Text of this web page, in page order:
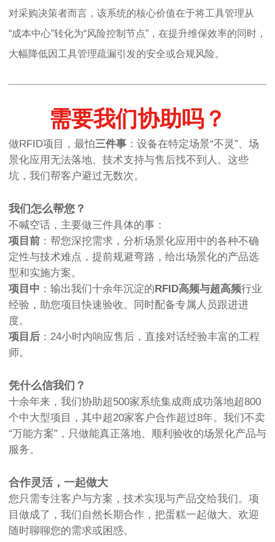
对采购决策者而言，该系统的核心价值在于将工具管理从
“成本中心”转化为“风险控制节点”，在提升维保效率的同时，
大幅降低因工具管理疏漏引发的安全或合规风险。
需要我们协助吗？
做RFID项目，最怕三件事 ：设备在特定场景“不灵”、场
景化应用无法落地、技术支持与售后找不到人。这些
坑，我们帮客户避过无数次。
我们怎么帮您？
不喊空话，主要做三件具体的事：
项目前 ：帮您深挖需求，分析场景化应用中的各种不确
定性与技术难点，提前规避弯路，给出场景化的产品选
型和实施方案。
项目中 ：输出我们十余年沉淀的RFID高频与超高频行业
经验，助您项目快速验收。同时配备专属人员跟进进
度。
项目后 ：24小时内响应售后，直接对话经验丰富的工程
师。
凭什么信我们？
十余年来，我们协助超500家系统集成商成功落地超800
个中大型项目，其中超20家客户合作超过8年。我们不卖
“万能方案”，只做能真正落地、顺利验收的场景化产品与
服务。
合作灵活，一起做大
您只需专注客户与方案，技术实现与产品交给我们。项
目做成了，我们自然长期合作，把蛋糕一起做大。欢迎
随时聊聊您的需求或困惑。